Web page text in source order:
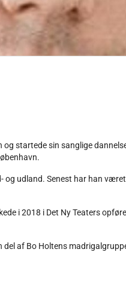
startede sin sanglige
udland. Senest har han
i 2018 i Det Ny Teaters
af Bo Holtens